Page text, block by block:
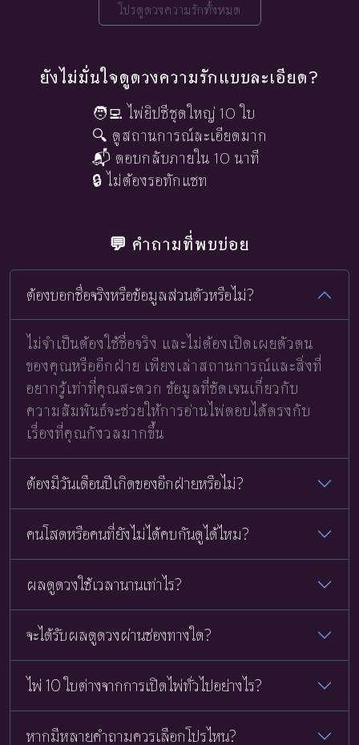
โปรดูดวงความรักทั้งหมด
ยังไม่มั่นใจดูดวงความรักแบบละเอียด?
🧑‍💻 ไพ่ยิปซีชุดใหญ่ 10 ใบ
🔍 ดูสถานการณ์ละเอียดมาก
📬 ตอบกลับภายใน 10 นาที
🔒 ไม่ต้องรอทักแชท
💬 คำถามที่พบบ่อย
ต้องบอกชื่อจริงหรือข้อมูลส่วนตัวหรือไม่?
ไม่จำเป็นต้องใช้ชื่อจริง และไม่ต้องเปิดเผยตัวตน
ของคุณหรืออีกฝ่าย เพียงเล่าสถานการณ์และสิ่งที่
อยากรู้เท่าที่คุณสะดวก ข้อมูลที่ชัดเจนเกี่ยวกับ
ความสัมพันธ์จะช่วยให้การอ่านไพ่ตอบได้ตรงกับ
เรื่องที่คุณกังวลมากขึ้น
ต้องมีวันเดือนปีเกิดของอีกฝ่ายหรือไม่?
คนโสดหรือคนที่ยังไม่ได้คบกันดูได้ไหม?
ผลดูดวงใช้เวลานานเท่าไร?
จะได้รับผลดูดวงผ่านช่องทางใด?
ไพ่ 10 ใบต่างจากการเปิดไพ่ทั่วไปอย่างไร?
หากมีหลายคำถามควรเลือกโปรไหน?